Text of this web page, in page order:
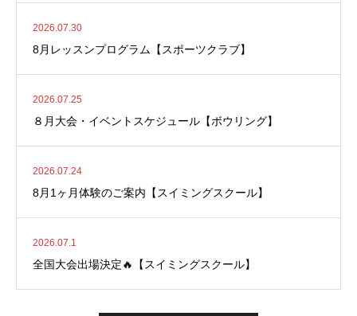
2026.07.30
8月レッスンプログラム【スポーツクラブ】
2026.07.25
８月大会・イベントスケジュール【ボウリング】
2026.07.24
8月1ヶ月体験のご案内【スイミングスクール】
2026.07.1
全国大会出場決定🔥【スイミングスクール】